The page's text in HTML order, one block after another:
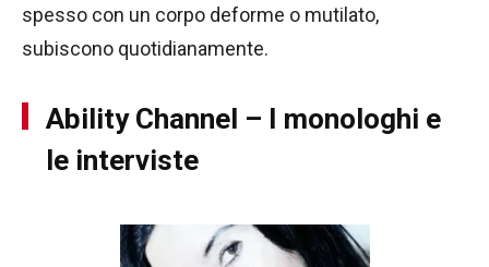
spesso con un corpo deforme o mutilato,
subiscono quotidianamente.
Ability Channel – I monologhi e
le interviste